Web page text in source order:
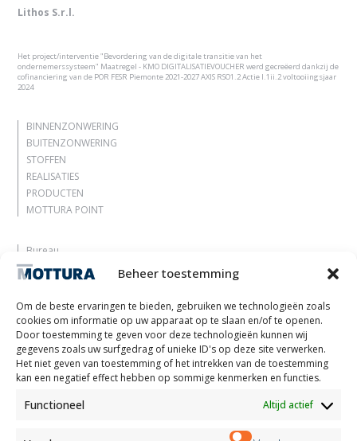
Beheer toestemming
Om de beste ervaringen te bieden, gebruiken we technologieën zoals
cookies om informatie op uw apparaat op te slaan en/of te openen.
Door toestemming te geven voor deze technologieën kunnen wij
gegevens zoals uw surfgedrag of unieke ID's op deze site verwerken.
Het niet geven van toestemming of het intrekken van de toestemming
kan een negatief effect hebben op sommige kenmerken en functies.
Functioneel Altijd actief
Lithos S.r.l.
Het project/interventie "Bevordering van de digitale transitie van het
ondernemerssysteem" Maatregel - KMO DIGITALISATIEVOUCHER werd gecreëerd dankzij de
cofinanciering van de POR FESR Piemonte 2021-2027 AXIS RSO1.2 Actie I.1ii.2 voltooiingsjaar
2024
BINNENZONWERING
BUITENZONWERING
STOFFEN
REALISATIES
PRODUCTEN
MOTTURA POINT
Bureau
Laat je inspireren
Contacten
Werk met ons
Gereserveerd gebied
Certificeringen
M2Net
Child Safety
Customer Information